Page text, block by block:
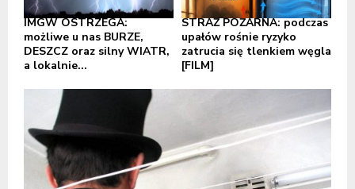
IMGW OSTRZEGA:
możliwe u nas BURZE,
DESZCZ oraz silny WIATR,
a lokalnie...
STRAŻ POŻARNA: podczas
upałów rośnie ryzyko
zatrucia się tlenkiem węgla
[FILM]